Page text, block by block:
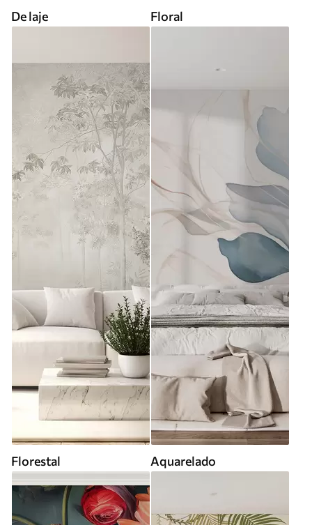
De laje Floral
Florestal Aquarelado